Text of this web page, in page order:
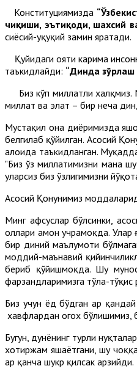
Конституциямизда
чиқиши, эътиқоди, шахсий
сиёсий-ҳуқуқий замин яратади.
Қуйидаги ояти карима
таъкидлайди: “Динда зўрлаш
Биз кўп миллатли халқмиз.
миллат ва элат – бир неча
Мустақил она диёримизда
белгилаб қўйилган. Асосий
алоҳида таъкидланган.
"Биз ўз миллатимизни мана
уларсиз биз ўзлигимизни
Асосий Қонунимиз
Минг афсуслар бўлсинки,
ҳоллари ҳамон учрамоқда.
бир диний маълумоти
моддий-маънавий
бериб қўйишмоқда. Шу
фарзандларимизга тўла-
Биз учун ёд бўдган ҳар
хавфлардан огох бўлишимиз,
Бугун, дунёнинг турли
хотиржам яшаётгани, шу
ҳар қанча шукр қилсак арзийди.